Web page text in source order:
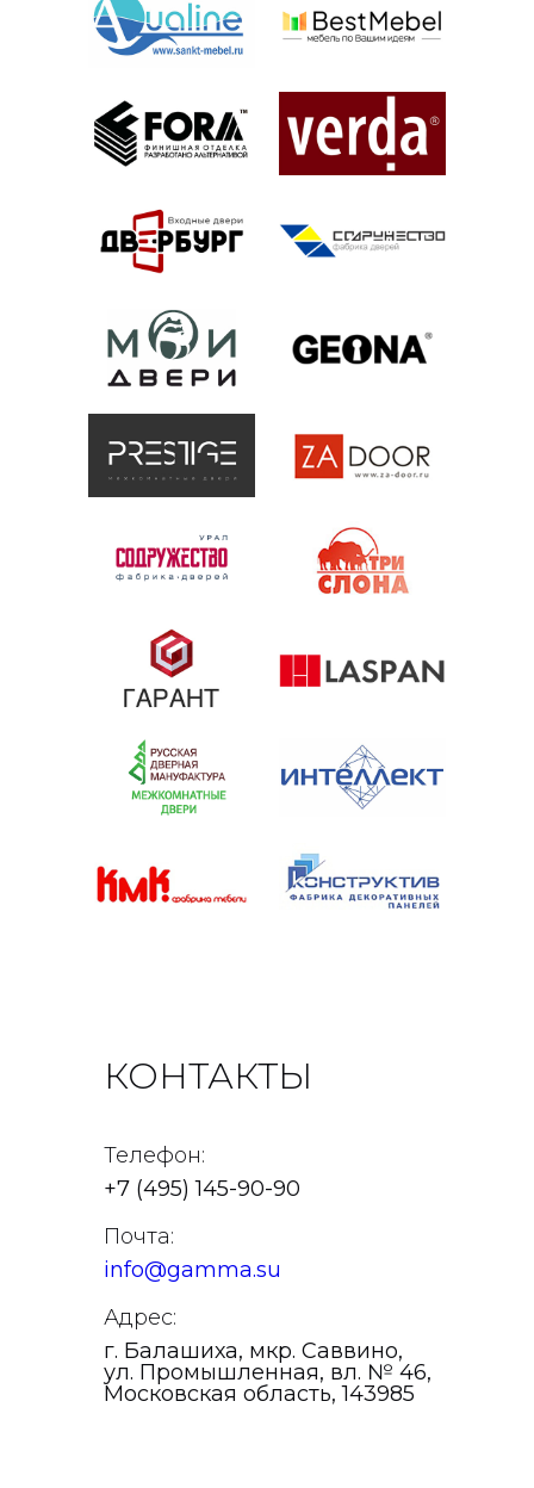
КОНТАКТЫ
Телефон:
+7 (495) 145-90-90
Почта:
info@gamma.su
Адрес:
г. Балашиха, мкр. Саввино,
ул. Промышленная, вл. № 46,
Московская область, 143985